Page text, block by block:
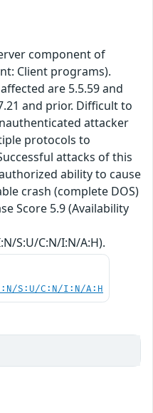
component of
Client programs).
are 5.5.59 and
and prior. Difficult to
attacker
protocols to
attacks of this
ability to cause
crash (complete DOS)
Score 5.9 (Availability
S:U/C:N/I:N/A:H).
S:U/C:N/I:N/A:H